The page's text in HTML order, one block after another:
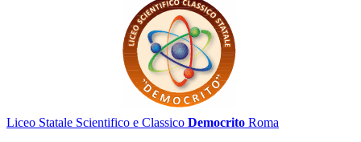
Liceo Statale Scientifico e Classico Democrito Roma